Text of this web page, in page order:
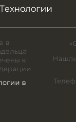
Технологии
в
к
в